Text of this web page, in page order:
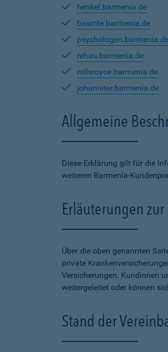
henkel.barmenia.de
beamte.barmenia.de
rehau.barmenia.de
rollsroyce.barmenia.de
johanniter.barmenia.de
Allgemeine
Diese Erklärung gilt für die
weiteren Barmenia-
Erläuterungen
Über die oben genannten
private
Versicherungen. Kundinnen
weitergeleitet oder können
Stand der